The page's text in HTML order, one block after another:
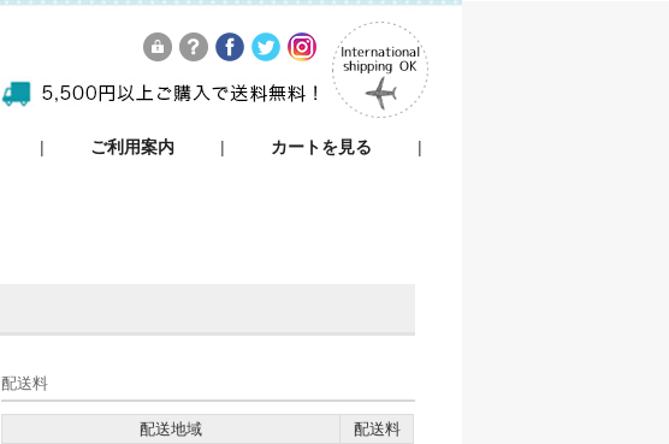
ご利用案内 カートを見る
配送料
配送地域
配送料